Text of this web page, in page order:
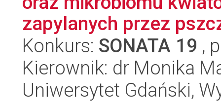
zapylanych przez
Konkurs: SONATA 19 ,
Kierownik: dr Monika
Uniwersytet Gdański,